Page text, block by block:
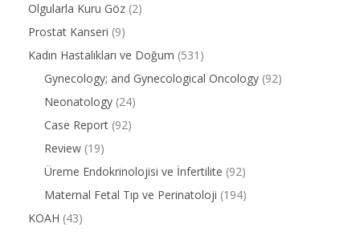
Olgularla Kuru Göz (2)
Prostat Kanseri (9)
Kadın Hastalıkları ve Doğum (531)
Gynecology; and Gynecological Oncology (92)
Neonatology (24)
Case Report (92)
Review (19)
Üreme Endokrinolojisi ve İnfertilite (92)
Maternal Fetal Tıp ve Perinatoloji (194)
KOAH (43)